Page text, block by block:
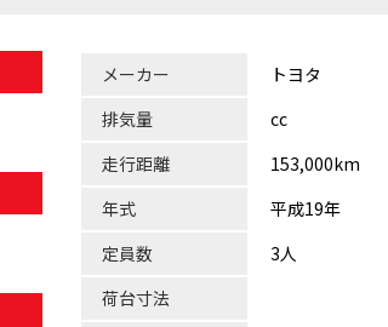
メーカー トヨタ
排気量
cc
走行距離
153,000km
年式
平成19年
定員数
3人
荷台寸法